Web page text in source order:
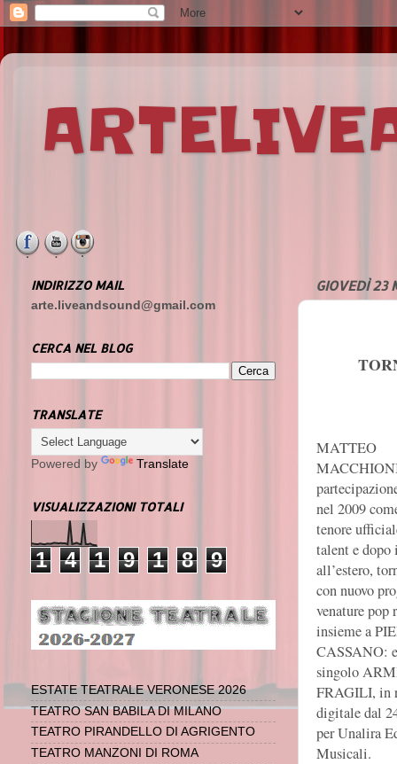
GIOVEDÌ 23
MATTEO
nel 2009
tenore
talent e dopo
all’estero,
con nuovo
venature pop
insieme a
CASSANO:
singolo
FRAGILI, in
digitale dal
per Unalira
Musicali.
INDIRIZZO MAIL
arte.liveandsound@gmail.com
CERCA NEL BLOG
TRANSLATE
Powered by Translate
VISUALIZZAZIONI TOTALI
1 4 1 9 1 8 9
ESTATE TEATRALE VERONESE 2026
TEATRO SAN BABILA DI MILANO
TEATRO PIRANDELLO DI AGRIGENTO
TEATRO MANZONI DI ROMA